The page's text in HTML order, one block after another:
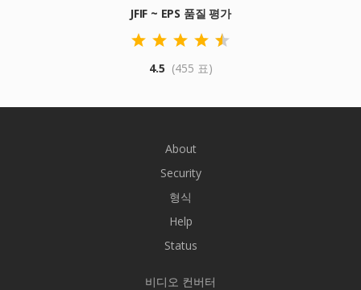
JFIF ~ EPS 품질 평가
4.5 (455 표)
About
Security
형식
Help
Status
비디오 컨버터